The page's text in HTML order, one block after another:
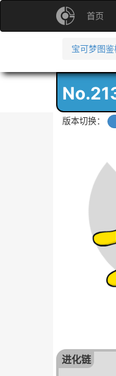
首页
宝可梦图鉴
版本切换：
进化链